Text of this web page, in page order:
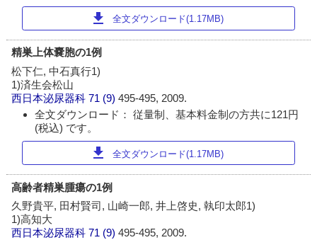
download 全文ダウンロード(1.17MB)
精巣上体嚢胞の1例
松下仁, 中石真行1)
1)済生会松山
西日本泌尿器科 71 (9)495-495, 2009.
全文ダウンロード： 従量制、基本料金制の方共に121円
(税込) です。
download 全文ダウンロード(1.17MB)
高齢者精巣腫瘍の1例
久野貴平, 田村賢司, 山崎一郎, 井上啓史, 執印太郎1)
1)高知大
西日本泌尿器科 71 (9)495-495, 2009.